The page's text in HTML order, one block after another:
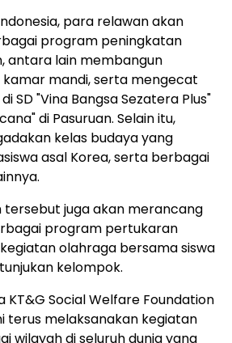
para relawan akan
program peningkatan
antara lain membangun
mandi, serta mengecat
SD "Vina Bangsa Sezatera Plus"
di Pasuruan. Selain itu,
kelas budaya yang
asal Korea, serta berbagai
tersebut juga akan merancang
program pertukaran
olahraga bersama siswa
kelompok.
KT&G Social Welfare Foundation
terus melaksanakan kegiatan
wilayah di seluruh dunia yang